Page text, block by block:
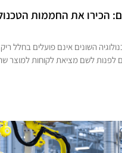
הכירו את החממות
השונים אינם פועלים בחלל
לפנות לשם מציאת לקוחות